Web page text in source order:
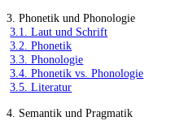
3. Phonetik und Phonologie
3.1. Laut und Schrift
3.2. Phonetik
3.3. Phonologie
3.4. Phonetik vs. Phonologie
3.5. Literatur
4. Semantik und Pragmatik